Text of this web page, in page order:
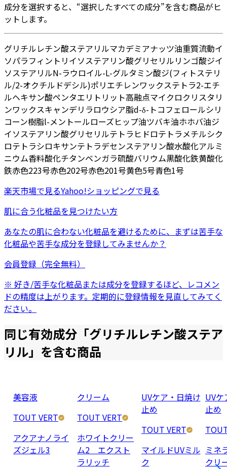
成分を選択すると、“選択したすべての成分”を含む商品がヒ
ットします。
グリチルレチン酸ステアリルマカデミアナッツ油重質流動イ
ソパラフィン トリイソステアリン酸グリセリルリンゴ酸ジイ
ソステアリルN-ラウロイル-L-グルタミン酸ジ(フィトステリ
ル/2-オクチルドデシル)ポリエチレンワックステトラ2-エチ
ルヘキサン酸ペンタエリトリット高融点マイクロクリスタリ
ンワックスキャンデリラロウシア脂d-δ-トコフェロールシリ
コーン樹脂l-メントールローズヒップ油ツバキ油ホホバ油ジ
イソステアリン酸グリセリルテトラヒドロテトラメチルシク
ロテトラシロキサンテトラデセンステアリン酸水酸化アルミ
ニウム香料酸化チタンベンガラ硫酸バリウム黒酸化鉄黄酸化
鉄赤色223号赤色202号赤色201号黄色5号青色1号
楽天市場で見るYahoo!ショッピングで見る
肌に合う化粧品を見つけたい方
あなたの肌に合わない化粧品を避けるために、まずは苦手な
化粧品や苦手な成分を登録してみませんか？
会員登録（完全無料）
※ 好き/苦手な化粧品または成分を登録するほど、レコメン
ドの精度は上がります。定期的に登録情報を見直してみてく
ださい。
同じ有効成分「グリチルレチン酸ステア
リル」を含む商品
美容液
TOUT VERT
アクアナノライ
ズジェル3
クリーム
TOUT VERT
ホワイトクリー
ム2 エクスト
ラリッチ
UVケア・日焼け
止め
TOUT VERT
マイルドUVミル
ク
UV
止め
ミネ
クリ